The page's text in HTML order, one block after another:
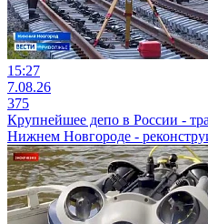
15:27
7.08.26
375
Крупнейшее депо в России -
Нижнем Новгороде -